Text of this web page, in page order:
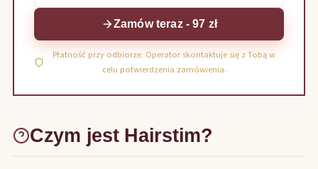
Zamów teraz - 97 zł
Płatność przy odbiorze. Operator skontaktuje się z Tobą w
celu potwierdzenia zamówienia.
Czym jest Hairstim?